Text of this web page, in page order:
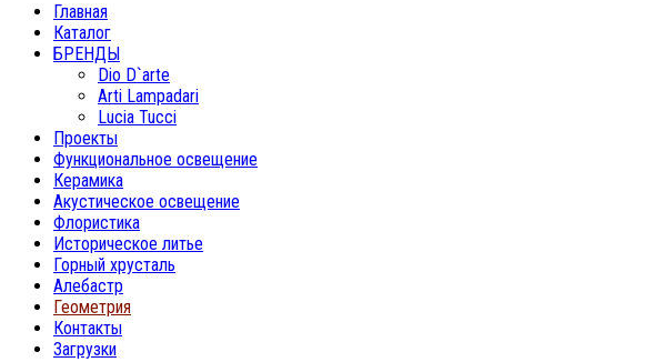
Главная
Каталог
БРЕНДЫ
Dio D`arte
Arti Lampadari
Lucia Tucci
Проекты
Функциональное освещение
Керамика
Акустическое освещение
Флористика
Историческое литье
Горный хрусталь
Алебастр
Геометрия
Контакты
Загрузки